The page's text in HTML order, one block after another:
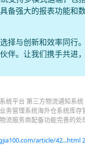
备强大的报表功能和
择与创新和效率同行
伴。让我们携手共进
统平台 第三方物流通知系
务管理系统海外仓系统库
流服务商配备功能完善的
article/42...html